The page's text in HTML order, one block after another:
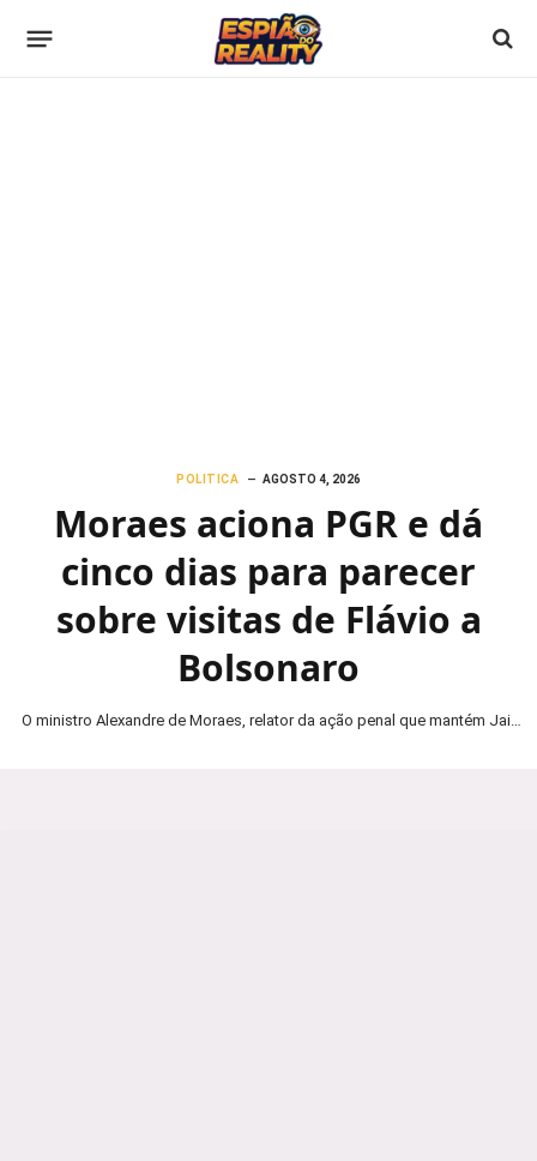
POLITICA AGOSTO 4, 2026
Moraes aciona PGR e dá
cinco dias para parecer
sobre visitas de Flávio a
Bolsonaro
O ministro Alexandre de Moraes, relator da ação penal que mantém Jair